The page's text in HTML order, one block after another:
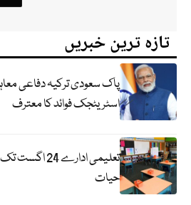
تازہ ترین خبریں
پاک سعودی ترکیہ دفاعی
اسٹریٹجک فوائد کا معترف
تعلیمی ادارے
حیات